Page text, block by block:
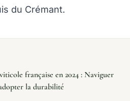
du Crémant.
française en 2024 : Naviguer
la durabilité